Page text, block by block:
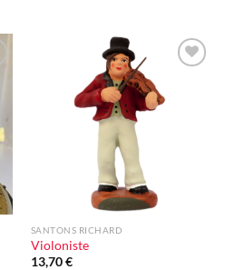
SANTONS RICHARD
Violoniste
13,70€